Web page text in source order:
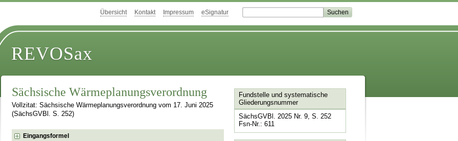
Übersicht Kontakt Impressum eSignatur
REVOSax
Sächsische Wärmeplanungsverordnung
Vollzitat: Sächsische Wärmeplanungsverordnung vom 17. Juni 2025
(SächsGVBl. S. 252)
Eingangsformel
Fundstelle und systematische
Gliederungsnummer
SächsGVBl. 2025 Nr. 9, S. 252
Fsn-Nr.: 611